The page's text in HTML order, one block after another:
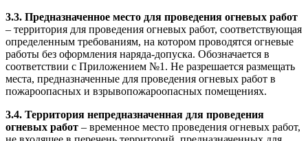
3.3. Предназначенное место для проведения огневых работ
– территория для проведения огневых работ, соответствующая
определенным требованиям, на котором проводятся огневые
работы без оформления наряда-допуска. Обозначается в
соответствии с Приложением №1. Не разрешается размещать
места, предназначенные для проведения огневых работ в
пожароопасных и взрывопожароопасных помещениях.
3.4. Территория непредназначенная для проведения
огневых работ – временное место проведения огневых работ,